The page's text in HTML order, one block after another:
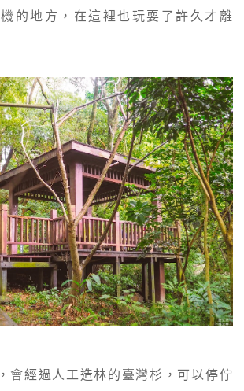
的地方，在這裡也玩耍了許久才離
會經過人工造林的臺灣杉，可以停佇